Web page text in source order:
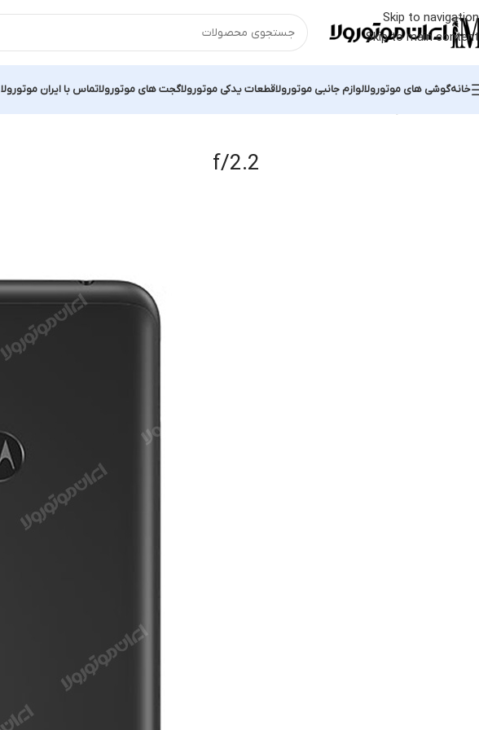
Skip to navigation
Skip to main content
خانهگوشی های موتورولالوازم جانبی موتورولاقطعات یدکی موتورولاگجت های موتورولاتماس با ایران موتورولا
f/2.2